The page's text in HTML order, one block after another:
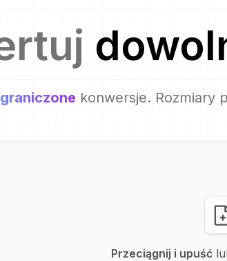
konwersje. Rozmiary
Przeciągnij i upuść